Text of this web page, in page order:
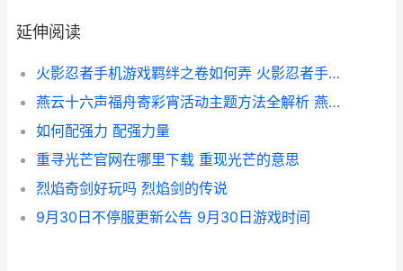
延伸阅读
火影忍者手机游戏羁绊之卷如何弄 火影忍者手机游戏电脑版
燕云十六声福舟寄彩宵活动主题方法全解析 燕云十六声福舟寄彩宵怎么做
如何配强力 配强力量
重寻光芒官网在哪里下载 重现光芒的意思
烈焰奇剑好玩吗 烈焰剑的传说
9月30日不停服更新公告 9月30日游戏时间